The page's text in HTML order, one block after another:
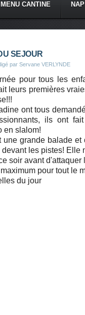
MENU CANTINE NAP
SEJOUR
par Servane VERLYNDE
pour tous les
leurs premières
ont tous
ils ont
en slalom!
une grande balade
les pistes! Elle
soir avant
pour tout le
du jour